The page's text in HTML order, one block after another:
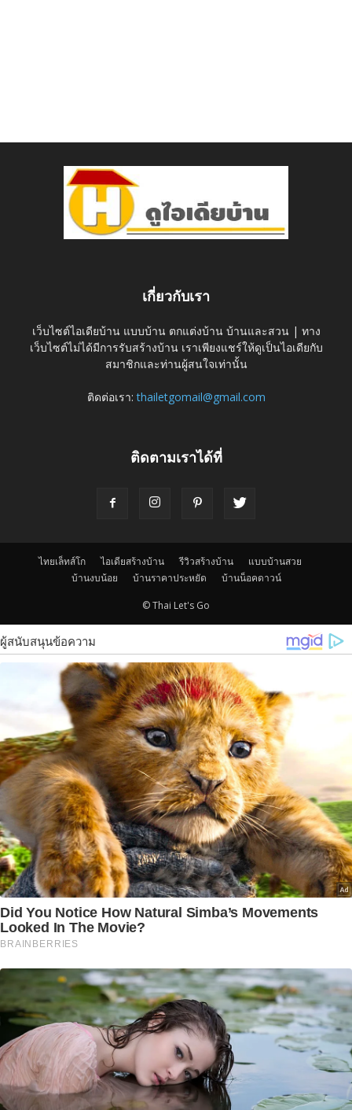
เกี่ยวกับเรา
เว็บไซต์ไอเดียบ้าน แบบบ้าน ตกแต่งบ้าน บ้านและสวน | ทาง
เว็บไซต์ไม่ได้มีการรับสร้างบ้าน เราเพียงแชร์ให้ดูเป็นไอเดียกับ
สมาชิกและท่านผู้สนใจเท่านั้น
ติดต่อเรา:thailetgomail@gmail.com
ติดตามเราได้ที่
ไทยเล็ทส์โก ไอเดียสร้างบ้าน รีวิวสร้างบ้าน
แบบบ้านสวย
บ้านงบน้อย
บ้านราคาประหยัด บ้านน็อคดาวน์
© Thai Let's Go